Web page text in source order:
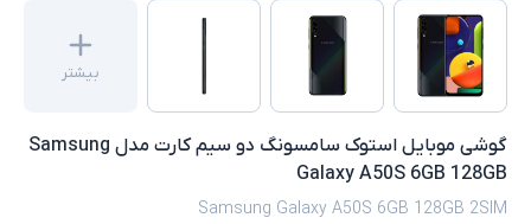
بیشتر
گوشی موبایل استوک سامسونگ دو سیم کارت مدل Samsung
Galaxy A50S 6GB 128GB
Samsung Galaxy A50S 6GB 128GB 2SIM